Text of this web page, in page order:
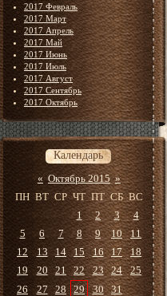
2017 Февраль
2017 Март
2017 Апрель
2017 Май
2017 Июнь
2017 Июль
2017 Август
2017 Сентябрь
2017 Октябрь
Календарь
« Октябрь 2015 »
ПН ВТ СР ЧТ ПТ СБ ВС
1
2 3
4
5
6 7 8 9 10
11
12
13 14 15 16 17
18
19
20 21 22 23 24
25
26
27 28 29 30 31